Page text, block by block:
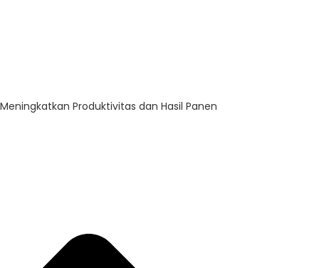
Meningkatkan Produktivitas dan Hasil Panen